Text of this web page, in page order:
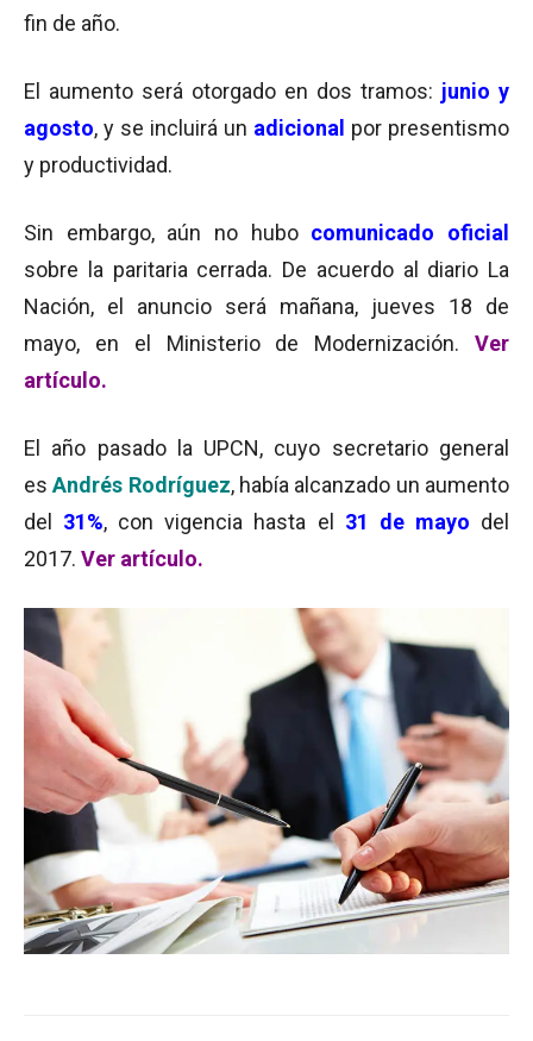
fin de año.
El aumento será otorgado en dos tramos: junio y
agosto, y se incluirá un adicional por presentismo
y productividad.
Sin embargo, aún no hubo comunicado oficial
sobre la paritaria cerrada. De acuerdo al diario La
Nación, el anuncio será mañana, jueves 18 de
mayo, en el Ministerio de Modernización.
Ver
artículo.
El año pasado la UPCN, cuyo secretario general
esAndrés Rodríguez, había alcanzado un aumento
del 31%, con vigencia hasta el 31 de mayo del
2017. Ver artículo.